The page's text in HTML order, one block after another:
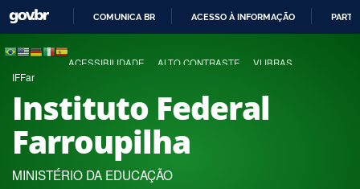
COMUNICA BR ACESSO À INFORMAÇÃO
ACESSIBILIDADE ALTO CONTRASTE VLIBRAS
IFFar
Instituto Federal
Farroupilha
MINISTÉRIO DA EDUCAÇÃO